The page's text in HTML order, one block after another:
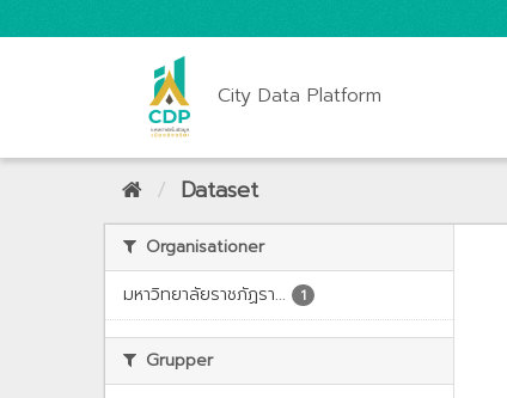
City Data Platform
Dataset
Organisationer
มหาวิทยาลัยราชภัฏรา...
1
Grupper